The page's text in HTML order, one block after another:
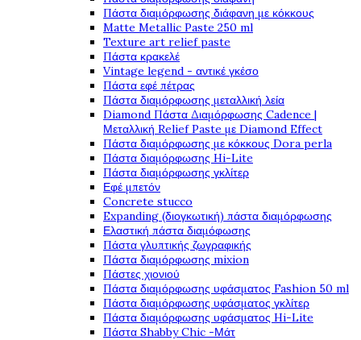
Πάστα διαμόρφωσης διάφανη με κόκκους
Matte Metallic Paste 250 ml
Texture art relief paste
Πάστα κρακελέ
Vintage legend - αντικέ γκέσο
Πάστα εφέ πέτρας
Πάστα διαμόρφωσης μεταλλική λεία
Diamond Πάστα Διαμόρφωσης Cadence |
Μεταλλική Relief Paste με Diamond Effect
Πάστα διαμόρφωσης με κόκκους Dora perla
Πάστα διαμόρφωσης Hi-Lite
Πάστα διαμόρφωσης γκλίτερ
Εφέ μπετόν
Concrete stucco
Expanding (διογκωτική) πάστα διαμόρφωσης
Ελαστική πάστα διαμόφωσης
Πάστα γλυπτικής ζωγραφικής
Πάστα διαμόρφωσης mixion
Πάστες χιονιού
Πάστα διαμόρφωσης υφάσματος Fashion 50 ml
Πάστα διαμόρφωσης υφάσματος γκλίτερ
Πάστα διαμόρφωσης υφάσματος Hi-Lite
Πάστα Shabby Chic -Μάτ